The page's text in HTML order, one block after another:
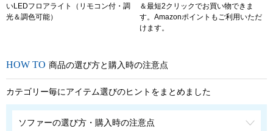
いLEDフロアライト（リモコン付・調
光＆調色可能）
＆最短2クリックでお買い物できま
す。Amazonポイントもご利用いただ
けます。
商品の選び方と購入時の注意点
カテゴリー毎にアイテム選びのヒントをまとめました
ソファーの選び方・購入時の注意点